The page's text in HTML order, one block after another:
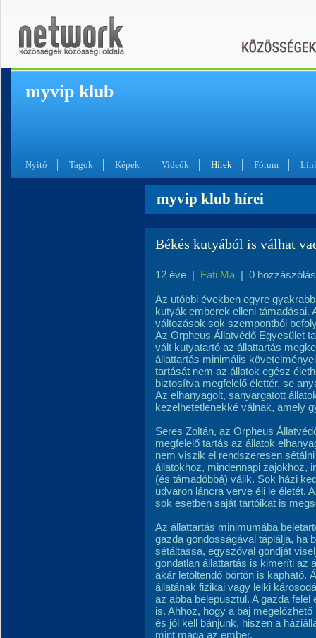
myvip klub
Nyitó Tagok Képek Videók Hírek Fórum
myvip klub hírei
Békés kutyából is válhat
12 éve | Fati Ma | 0 hozzászólás
Az utóbbi években egyre
kutyák emberek elleni támadásai.
változások sok szempontból
Az Orpheus Állatvédő Egyesület
vált kutyatartó az állattartás
állattartás minimális
tartását nem az állatok egész
biztosítva megfelelő élettér, se
Az elhanyagolt, sanyargatott
kezelhetetlenekké válnak, amely
Seres Zoltán, az Orpheus
megfelelő tartás az állatok
nem viszik el rendszeresen
állatokhoz, mindennapi zajokhoz,
(és támadóbbá) válik. Sok házi
udvaron láncra verve éli le életét.
sok esetben saját tartóikat is
Az állattartás minimumába
gazda gondosságával táplálja, ha
sétáltassa, egyszóval gondját
gondatlan állattartás is kimeríti az
akár letöltendő börtön is kapható.
állatának fizikai vagy lelki
az abba belepusztul. A gazda
is. Ahhoz, hogy a baj
és jól kell bánjunk, hiszen a
mint maga az ember.